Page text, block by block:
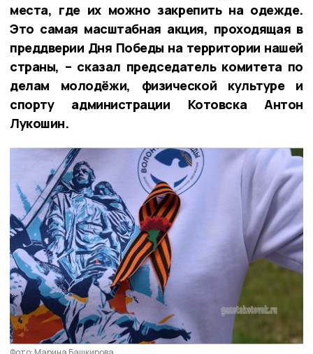
места, где их можно закрепить на одежде.
Это самая масштабная акция, проходящая в
преддверии Дня Победы на территории нашей
страны, – сказал председатель комитета по
делам молодёжи, физической культуре и
спорту администрации Котовска Антон
Лукошин.